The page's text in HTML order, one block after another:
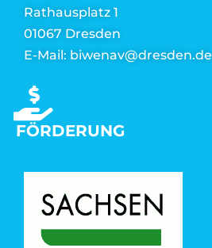
Rathausplatz 1
01067 Dresden
E-Mail: biwenav@dresden.de
FÖRDERUNG